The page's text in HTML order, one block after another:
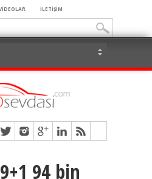
İLETİŞİM
94 bin